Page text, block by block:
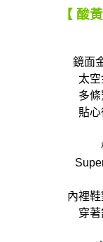
【 酸
鏡面
太
多
貼
內裡
穿